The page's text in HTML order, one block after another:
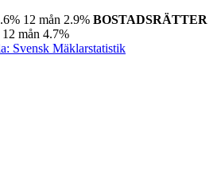
12 mån 2.9% BOSTADSRÄTTER
12 mån 4.7%
Svensk Mäklarstatistik